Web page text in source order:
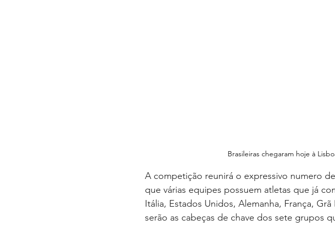
Brasileiras chegaram hoje à
A competição reunirá o expressivo numero
que várias equipes possuem atletas que já
Itália, Estados Unidos, Alemanha, França,
serão as cabeças de chave dos sete grupos